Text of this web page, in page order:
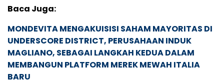
Baca Juga:
MONDEVITA MENGAKUISISI SAHAM MAYORITAS DI
UNDERSCORE DISTRICT, PERUSAHAAN INDUK
MAGLIANO, SEBAGAI LANGKAH KEDUA DALAM
MEMBANGUN PLATFORM MEREK MEWAH ITALIA
BARU